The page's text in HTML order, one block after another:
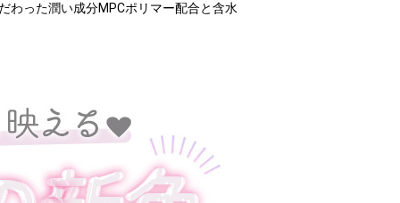
わった潤い成分MPCポリマー配合と含水